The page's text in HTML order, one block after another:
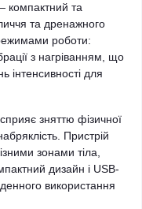
компактний та
та дренажного
роботи:
з нагріванням, що
інтенсивності для
зняттю фізичної
Пристрій
зонами тіла,
дизайн і USB-
використання